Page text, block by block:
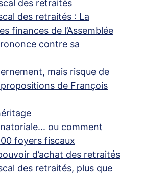
des retraités
des retraités : La
finances de l’Assemblée
contre sa
mais risque de
de François
ou comment
foyers fiscaux
d’achat des retraités
des retraités, plus que